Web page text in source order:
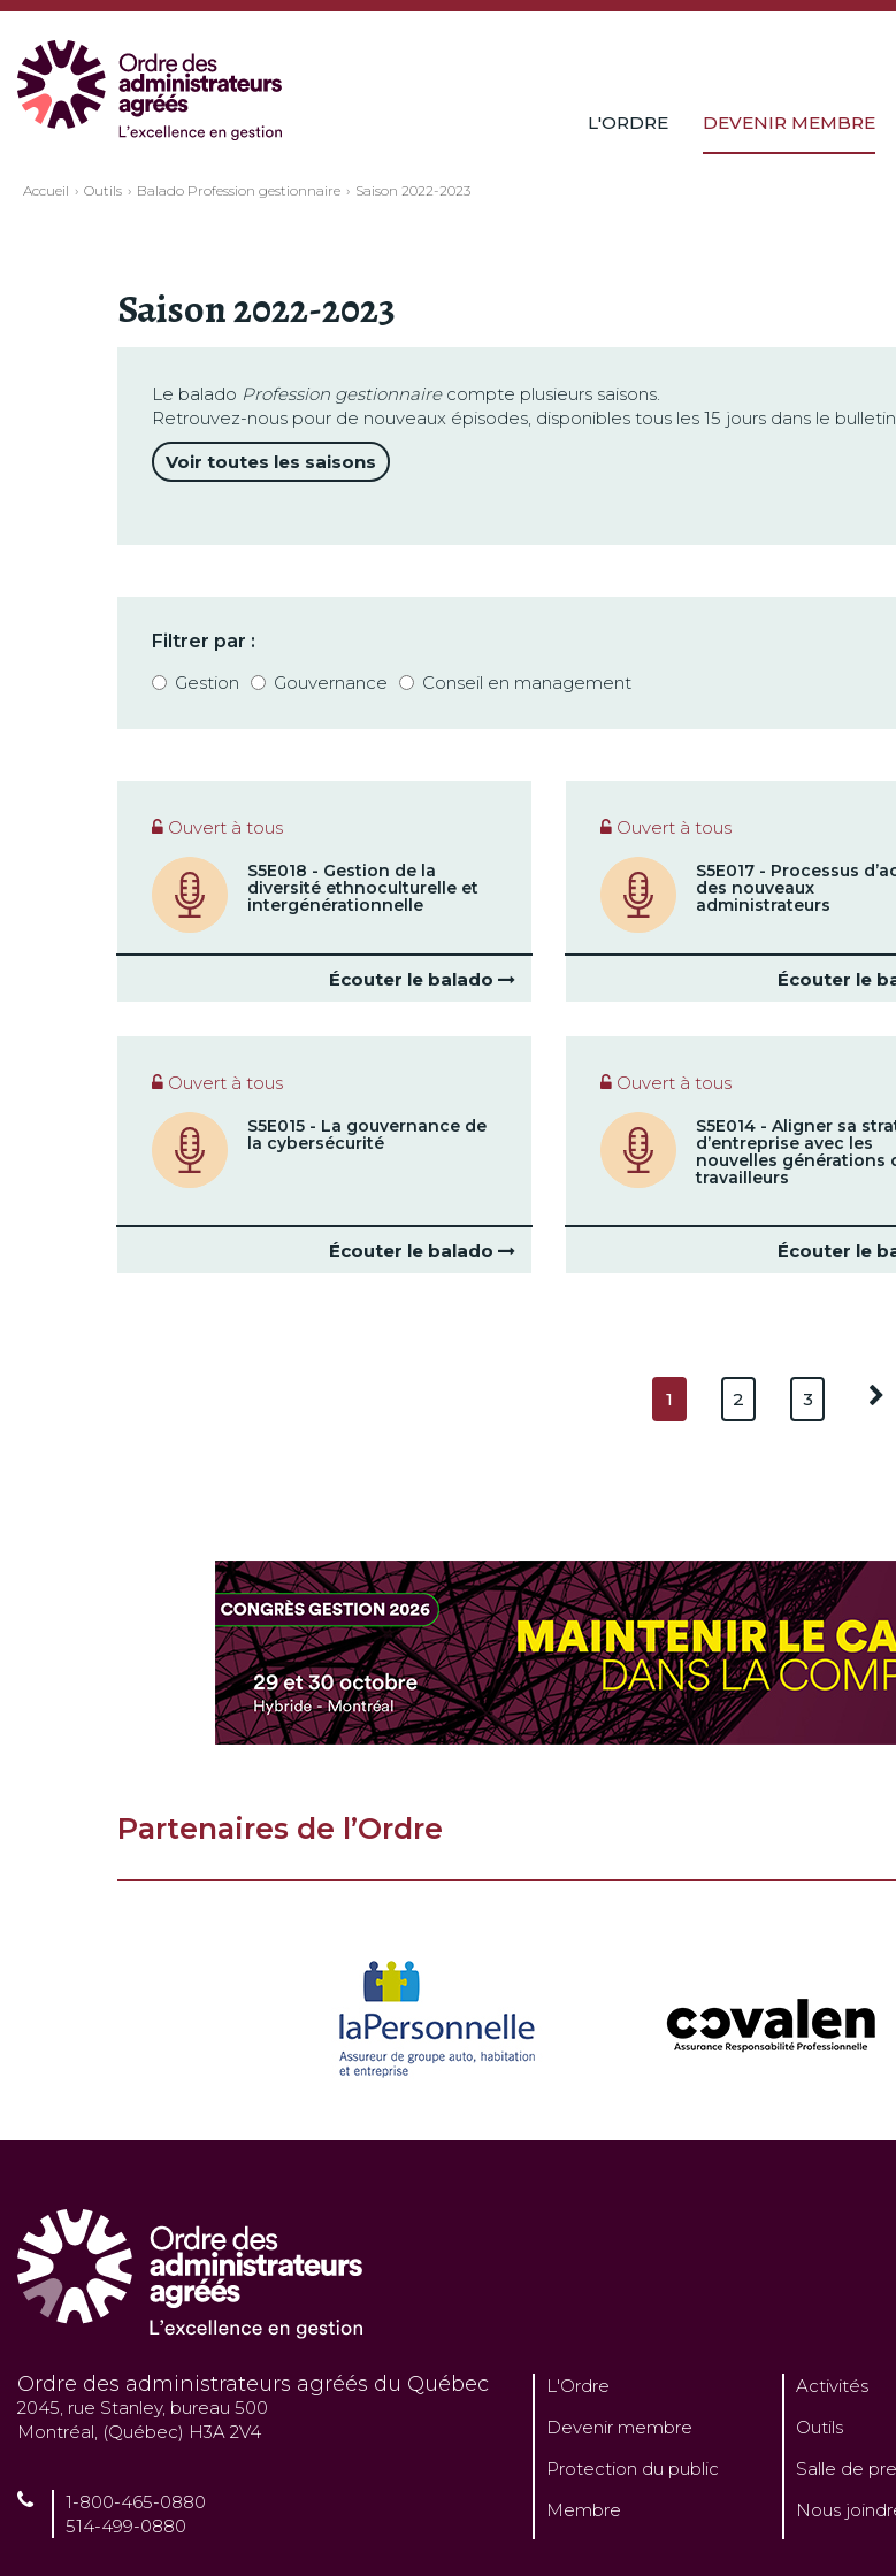
L'ORDRE DEVENIR MEMBRE
Accueil Outils Balado Profession gestionnaire Saison 2022-2023
Saison 2022-2023
Le balado Profession gestionnairecompte plusieurs saisons.
Retrouvez-nous pour de nouveaux épisodes, disponibles tous les 15 jours dans le bulletin
Voir toutes les saisons
Filtrer par :
Gestion
Gouvernance Conseil en management
Ouvert à tous
S5E018 - Gestion de la
diversité ethnoculturelle et
intergénérationnelle
Écouter le balado
Ouvert à tous
S5E017 - Processus
des nouveaux
administrateurs
Écouter le
Ouvert à tous
S5E015 - La gouvernance de
la cybersécurité
Écouter le balado
Ouvert à tous
S5E014 - Aligner sa
d’entreprise avec les
nouvelles générations
travailleurs
Écouter le
1 2 3
Partenaires de l’Ordre
Ordre des administrateurs agréés du Québec
2045, rue Stanley, bureau 500
Montréal, (Québec) H3A 2V4
1-800-465-0880
514-499-0880
L'Ordre
Devenir membre
Protection du public
Membre
Activités
Outils
Salle de
Nous